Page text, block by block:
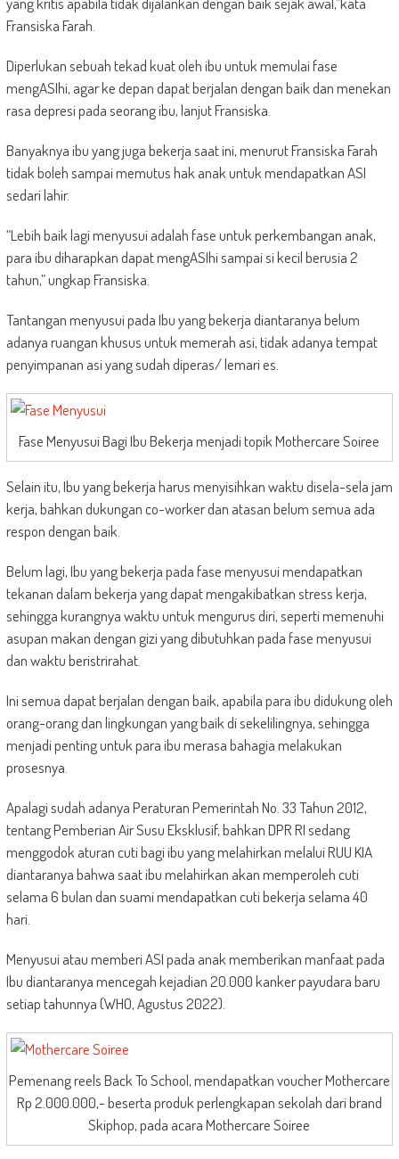
Fransiska Farah.
Diperlukan sebuah tekad kuat oleh ibu untuk memulai fase
mengASIhi, agar ke depan dapat berjalan dengan baik dan menekan
rasa depresi pada seorang ibu, lanjut Fransiska.
Banyaknya ibu yang juga bekerja saat ini, menurut Fransiska Farah
tidak boleh sampai memutus hak anak untuk mendapatkan ASI
sedari lahir.
“Lebih baik lagi menyusui adalah fase untuk perkembangan anak,
para ibu diharapkan dapat mengASIhi sampai si kecil berusia 2
tahun,” ungkap Fransiska.
Tantangan menyusui pada Ibu yang bekerja diantaranya belum
adanya ruangan khusus untuk memerah asi, tidak adanya tempat
penyimpanan asi yang sudah diperas/ lemari es.
Fase Menyusui Bagi Ibu Bekerja menjadi topik Mothercare Soiree
Selain itu, Ibu yang bekerja harus menyisihkan waktu disela-sela jam
kerja, bahkan dukungan co-worker dan atasan belum semua ada
respon dengan baik.
Belum lagi, Ibu yang bekerja pada fase menyusui mendapatkan
tekanan dalam bekerja yang dapat mengakibatkan stress kerja,
sehingga kurangnya waktu untuk mengurus diri, seperti memenuhi
asupan makan dengan gizi yang dibutuhkan pada fase menyusui
dan waktu beristrirahat.
Ini semua dapat berjalan dengan baik, apabila para ibu didukung oleh
orang-orang dan lingkungan yang baik di sekelilingnya, sehingga
menjadi penting untuk para ibu merasa bahagia melakukan
prosesnya.
Apalagi sudah adanya Peraturan Pemerintah No. 33 Tahun 2012,
tentang Pemberian Air Susu Eksklusif, bahkan DPR RI sedang
menggodok aturan cuti bagi ibu yang melahirkan melalui RUU KIA
diantaranya bahwa saat ibu melahirkan akan memperoleh cuti
selama 6 bulan dan suami mendapatkan cuti bekerja selama 40
hari.
Menyusui atau memberi ASI pada anak memberikan manfaat pada
Ibu diantaranya mencegah kejadian 20.000 kanker payudara baru
setiap tahunnya (WHO, Agustus 2022).
Pemenang reels Back To School, mendapatkan voucher Mothercare
Rp 2.000.000,- beserta produk perlengkapan sekolah dari brand
Skiphop, pada acara Mothercare Soiree